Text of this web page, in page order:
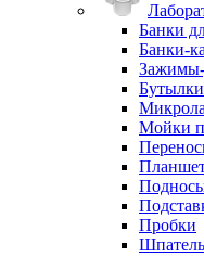
Банки
Банки-
Зажимы-
Мойки
Пробки